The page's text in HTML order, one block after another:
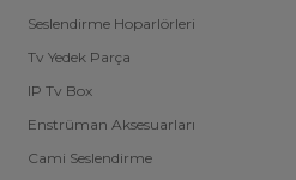
Seslendirme Hoparlörleri
Tv Yedek Parça
IP Tv Box
Enstrüman Aksesuarları
Cami Seslendirme